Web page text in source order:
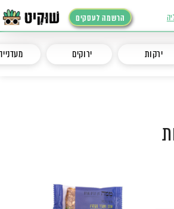
הרשמה לעסקים
ירקות ירוקים